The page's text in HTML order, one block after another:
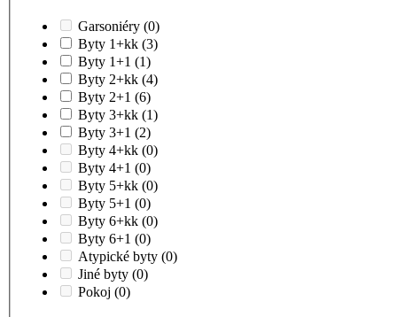
Garsoniéry (0)
Byty 1+kk (3)
Byty 1+1 (1)
Byty 2+kk (4)
Byty 2+1 (6)
Byty 3+kk (1)
Byty 3+1 (2)
Byty 4+kk (0)
Byty 4+1 (0)
Byty 5+kk (0)
Byty 5+1 (0)
Byty 6+kk (0)
Byty 6+1 (0)
Atypické byty (0)
Jiné byty (0)
Pokoj (0)